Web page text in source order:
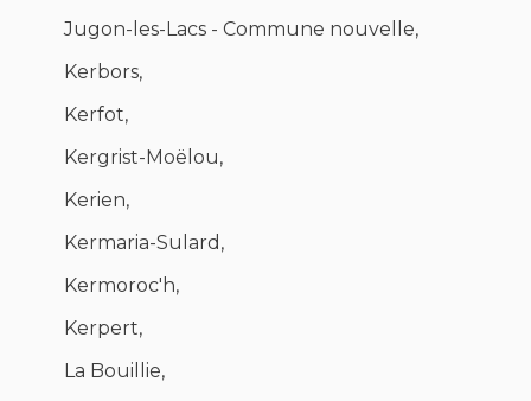
Jugon-les-Lacs - Commune nouvelle,
Kerbors,
Kerfot,
Kergrist-Moëlou,
Kerien,
Kermaria-Sulard,
Kermoroc'h,
Kerpert,
La Bouillie,